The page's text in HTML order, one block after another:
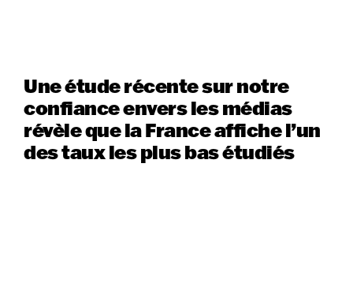
Une étude récente sur notre
confiance envers les médias
révèle que la France affiche l’un
des taux les plus bas étudiés